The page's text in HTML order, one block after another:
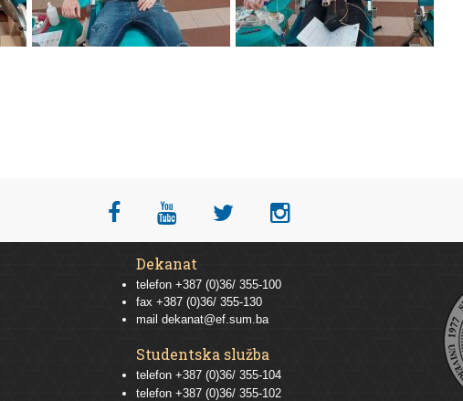
Dekanat
telefon +387 (0)36/ 355-100
fax +387 (0)36/ 355-130
mail dekanat@ef.sum.ba
Studentska služba
telefon +387 (0)36/ 355-104
telefon +387 (0)36/ 355-102